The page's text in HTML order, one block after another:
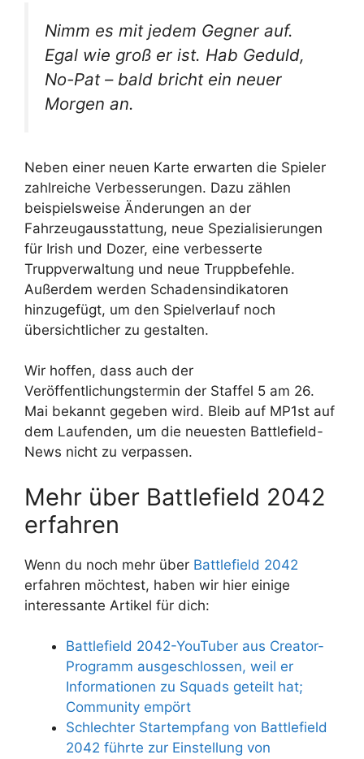
Nimm es mit jedem Gegner auf.
Egal wie groß er ist. Hab Geduld,
No-Pat – bald bricht ein neuer
Morgen an.
Neben einer neuen Karte erwarten die Spieler
zahlreiche Verbesserungen. Dazu zählen
beispielsweise Änderungen an der
Fahrzeugausstattung, neue Spezialisierungen
für Irish und Dozer, eine verbesserte
Truppverwaltung und neue Truppbefehle.
Außerdem werden Schadensindikatoren
hinzugefügt, um den Spielverlauf noch
übersichtlicher zu gestalten.
Wir hoffen, dass auch der
Veröffentlichungstermin der Staffel 5 am 26.
Mai bekannt gegeben wird. Bleib auf MP1st auf
dem Laufenden, um die neuesten Battlefield-
News nicht zu verpassen.
Mehr über Battlefield 2042
erfahren
Wenn du noch mehr über Battlefield 2042
erfahren möchtest, haben wir hier einige
interessante Artikel für dich:
Battlefield 2042-YouTuber aus Creator-
Programm ausgeschlossen, weil er
Informationen zu Squads geteilt hat;
Community empört
Schlechter Startempfang von Battlefield
2042 führte zur Einstellung von